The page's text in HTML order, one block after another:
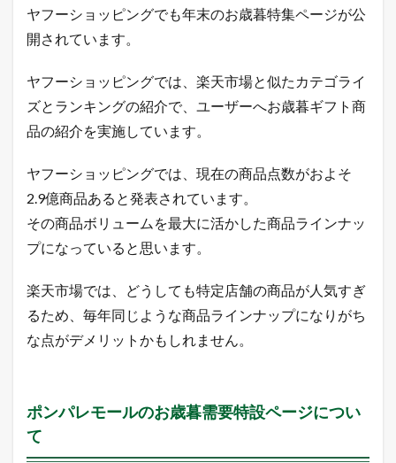
ヤフーショッピングでも年末のお歳暮特集ページが公
開されています。
ヤフーショッピングでは、楽天市場と似たカテゴライ
ズとランキングの紹介で、ユーザーへお歳暮ギフト商
品の紹介を実施しています。
ヤフーショッピングでは、現在の商品点数がおよそ
2.9億商品あると発表されています。
その商品ボリュームを最大に活かした商品ラインナッ
プになっていると思います。
楽天市場では、どうしても特定店舗の商品が人気すぎ
るため、毎年同じような商品ラインナップになりがち
な点がデメリットかもしれません。
ポンパレモールのお歳暮需要特設ページについ
て